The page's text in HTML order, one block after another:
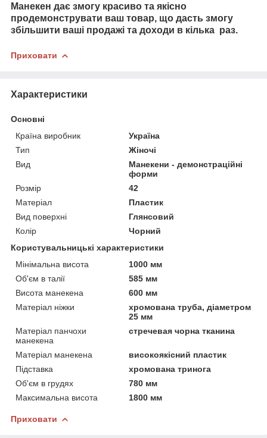
Манекен дає змогу красиво та якісно
продемонструвати ваш товар, що дасть змогу
збільшити ваші продажі та доходи в кілька раз.
Приховати
Характеристики
Основні
Країна виробник
Україна
Тип
Жіночі
Вид
Манекени - демонстраційні
форми
Розмір
42
Матеріал
Пластик
Вид поверхні
Глянсовий
Колір
Чорний
Користувальницькі характеристики
Мінімальна висота
1000 мм
Об'єм в талії
585 мм
Висота манекена
600 мм
Матеріал ніжки
хромована труба, діаметром
25 мм
Матеріал панчохи
манекена
стречевая чорна тканина
Матеріал манекена
високоякісний пластик
Підставка
хромована тринога
Об'єм в грудях
780 мм
Максимальна висота
1800 мм
Приховати